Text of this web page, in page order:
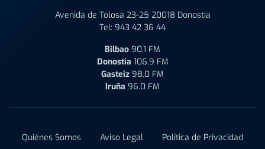
Avenida de Tolosa 23-25 20018 Donostia
Tel: 943 42 36 44
Bilbao 90.1 FM
Donostia 106.9 FM
Gasteiz 98.0 FM
Iruña 96.0 FM
Quiénes Somos Aviso Legal
Política de Privacidad